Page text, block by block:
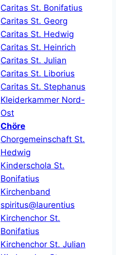
Caritas St. Bonifatius
Caritas St. Georg
Caritas St. Hedwig
Caritas St. Heinrich
Caritas St. Julian
Caritas St. Liborius
Caritas St. Stephanus
Kleiderkammer Nord-
Ost
Chöre
Chorgemeinschaft St.
Hedwig
Kinderschola St.
Bonifatius
Kirchenband
spiritus@laurentius
Kirchenchor St.
Bonifatius
Kirchenchor St. Julian